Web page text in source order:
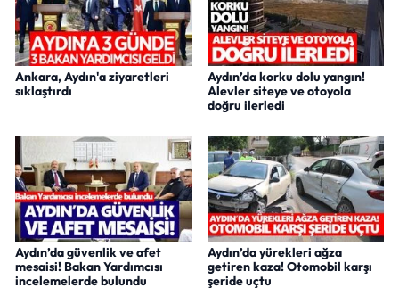
Ankara, Aydın'a ziyaretleri
sıklaştırdı
Aydın’da korku dolu yangın!
Alevler siteye ve otoyola
doğru ilerledi
Aydın’da güvenlik ve afet
mesaisi! Bakan Yardımcısı
incelemelerde bulundu
Aydın’da yürekleri ağza
getiren kaza! Otomobil karşı
şeride uçtu